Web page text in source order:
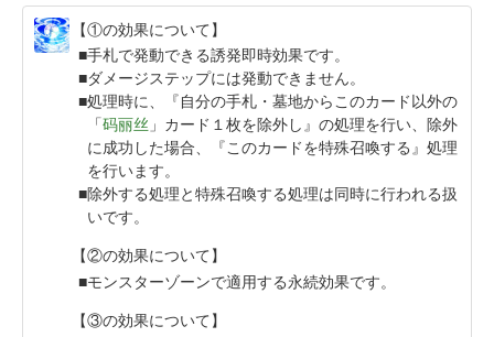
【①の効果について】
手札で発動できる誘発即時効果です。
ダメージステップには発動できません。
処理時に、『自分の手札・墓地からこのカード以外の
「码丽丝 」カード１枚を除外し』の処理を行い、除外
に成功した場合、『このカードを特殊召喚する』処理
を行います。
除外する処理と特殊召喚する処理は同時に行われる扱
いです。
【②の効果について】
モンスターゾーンで適用する永続効果です。
【③の効果について】